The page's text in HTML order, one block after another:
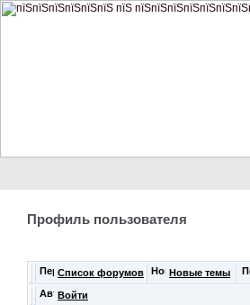
Профиль пользователя
Список форумов Новые темы
Войти